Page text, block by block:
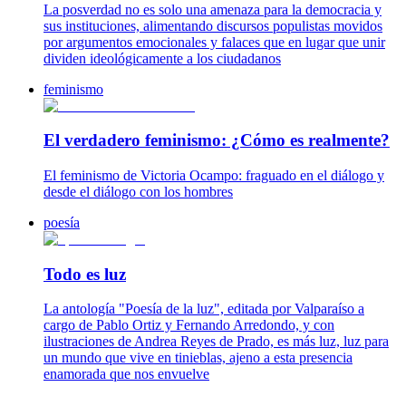
La posverdad no es solo una amenaza para la democracia y
sus instituciones, alimentando discursos populistas movidos
por argumentos emocionales y falaces que en lugar que unir
dividen ideológicamente a los ciudadanos
feminismo
El verdadero feminismo: ¿Cómo es realmente?
El feminismo de Victoria Ocampo: fraguado en el diálogo y
desde el diálogo con los hombres
poesía
Todo es luz
La antología "Poesía de la luz", editada por Valparaíso a
cargo de Pablo Ortiz y Fernando Arredondo, y con
ilustraciones de Andrea Reyes de Prado, es más luz, luz para
un mundo que vive en tinieblas, ajeno a esta presencia
enamorada que nos envuelve